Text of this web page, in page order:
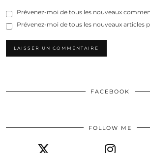
Prévenez-moi de tous les nouveaux
Prévenez-moi de tous les nouveaux articles
FACEBOOK
FOLLOW ME